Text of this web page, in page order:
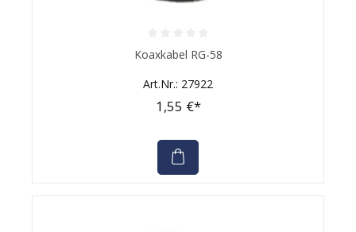
Durchschnittliche Bewertung von 0 von 5 Sternen
Koaxkabel RG-58
Art.Nr.: 27922
1,55 €*